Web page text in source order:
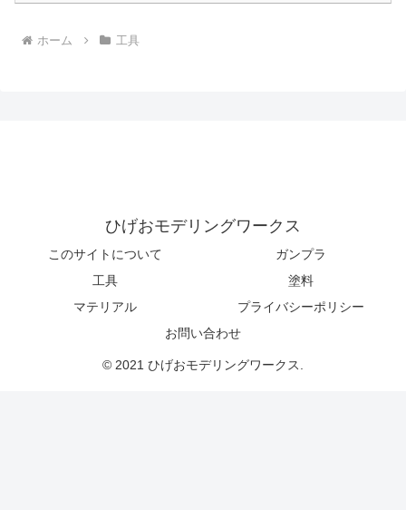
ホーム 工具
ひげおモデリングワークス
このサイトについて
ガンプラ
工具
塗料
マテリアル
プライバシーポリシー
お問い合わせ
© 2021 ひげおモデリングワークス.